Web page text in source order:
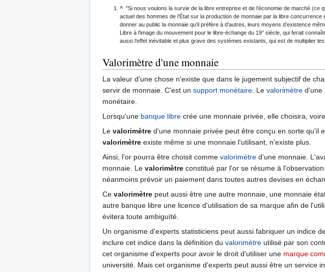
^"Si nous voulons la survie de la libre entreprise et de l’économie de marché (ce
actuel des hommes de l’État sur la production de monnaie par la libre
donner au public la monnaie qu’il préfère à d’autres, leurs moyens d’existence
Libre à l’image du mouvement pour le libre-échange du 19° siècle, qui ferait
aussi l’effet inévitable et plus grave des systèmes existants, qui est de multiplier
Valorimètre d'une monnaie
La valeur d'une chose n'existe que dans le jugement subjectif de
servir de monnaie. C'est un support monétaire. Le valorimètre d'une
monétaire.
Lorsqu'une banque libre crée une monnaie privée, elle choisira,
Le valorimètre d'une monnaie privée peut être conçu en sorte qu'il
valorimètre existe même si une monnaie l'utilisant, n'existe plus.
Ainsi, l'or pourra être choisit comme valorimètre d'une monnaie.
monnaie. Le valorimètre constitué par l'or se résume à
néanmoins prévoir un paiement dans toutes autres devises en
Ce valorimètre peut aussi être une autre monnaie, une monnaie
autre banque libre une licence d'utilisation de sa marque afin de
évitera toute ambiguïté.
Un organisme d'experts statisticiens peut aussi fabriquer un indice
inclure cet indice dans la définition du valorimètre utilisé par son
cet organisme d'experts pour avoir le droit d'utiliser une marque
université. Mais cet organisme d'experts peut aussi être un service